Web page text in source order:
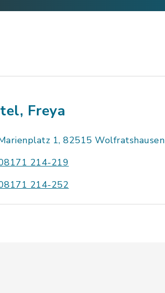
Freya
1, 82515 Wolfratshausen
214-219
214-252